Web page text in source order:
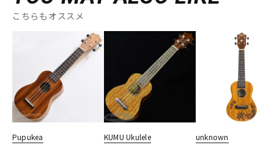
こちらもオススメ
Pupukea KUMU Ukulele unknown